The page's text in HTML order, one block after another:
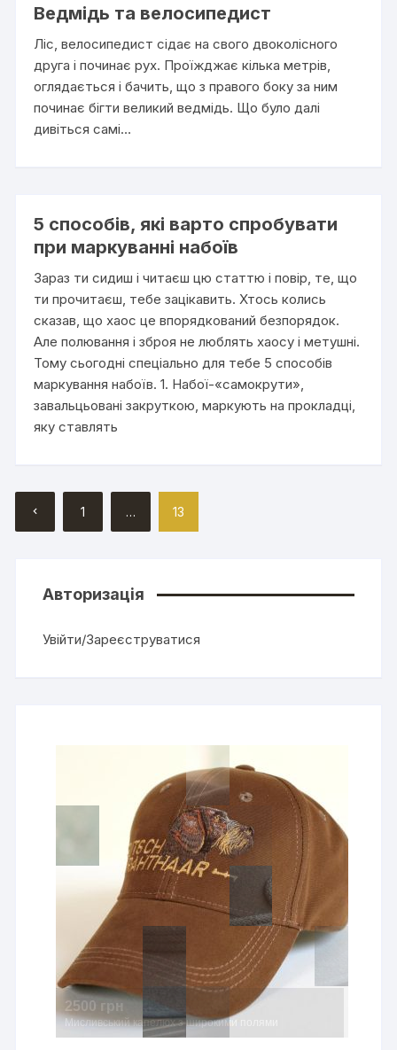
Ведмідь та велосипедист
Ліс, велосипедист сідає на свого двоколісного
друга і починає рух. Проїжджає кілька метрів,
оглядається і бачить, що з правого боку за ним
починає бігти великий ведмідь. Що було далі
дивіться самі…
5 способів, які варто спробувати
при маркуванні набоїв
Зараз ти сидиш і читаєш цю статтю і повір, те, що
ти прочитаєш, тебе зацікавить. Хтось колись
сказав, що хаос це впорядкований безпорядок.
Але полювання і зброя не люблять хаосу і метушні.
Тому сьогодні спеціально для тебе 5 способів
маркування набоїв. 1. Набої-«самокрути»,
завальцьовані закруткою, маркують на прокладці,
яку ставлять
Posts
pagination
1 … 13
Авторизація
Увійти/Зареєструватися
2500 грн
Мисливський капелюх з широкими полями